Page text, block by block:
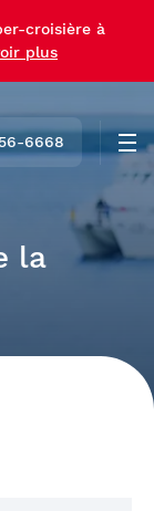
croisière à
plus
croisière à
plus
6668
la